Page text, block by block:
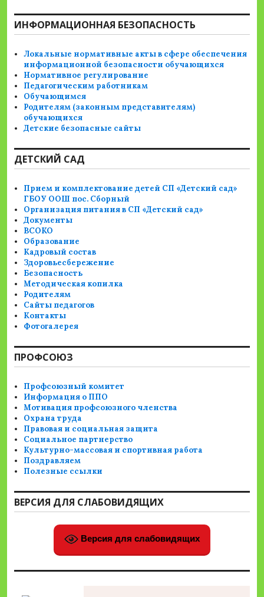
ИНФОРМАЦИОННАЯ БЕЗОПАСНОСТЬ
Локальные нормативные акты в сфере обеспечения
информационной безопасности обучающихся
Нормативное регулирование
Педагогическим работникам
Обучающимся
Родителям (законным представителям)
обучающихся
Детские безопасные сайты
ДЕТСКИЙ САД
Прием и комплектование детей СП «Детский сад»
ГБОУ ООШ пос. Сборный
Организация питания в СП «Детский сад»
Документы
ВСОКО
Образование
Кадровый состав
Здоровьесбережение
Безопасность
Методическая копилка
Родителям
Сайты педагогов
Контакты
Фотогалерея
ПРОФСОЮЗ
Профсоюзный комитет
Информация о ППО
Мотивация профсоюзного членства
Охрана труда
Правовая и социальная защита
Социальное партнерство
Культурно-массовая и спортивная работа
Поздравляем
Полезные ссылки
ВЕРСИЯ ДЛЯ СЛАБОВИДЯЩИХ
Версия для слабовидящих